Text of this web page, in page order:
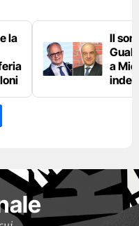
la
Il
a